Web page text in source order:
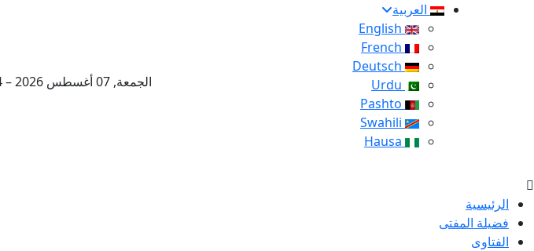
العربية
الجمعة, 07 أغسطس 2026 – 24 صفر 1448 هـ
الرئيسية
فضيلة المفتى
الفتاوى